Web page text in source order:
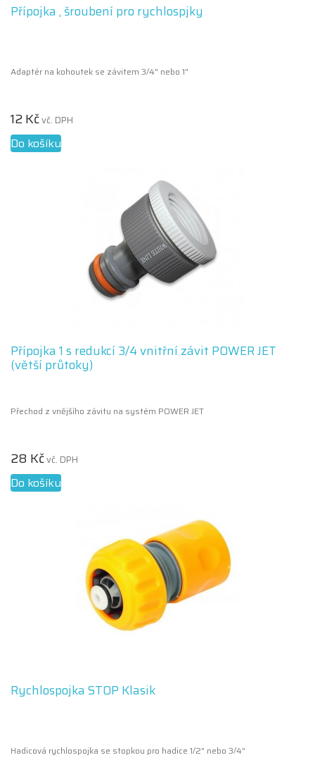
Přípojka , šroubení pro rychlospjky
Adaptér na kohoutek se závitem 3/4" nebo 1"
12 Kčvč. DPH
Do košíku
Přípojka 1 s redukcí 3/4 vnitřní závit POWER JET
(větší průtoky)
Přechod z vnějšího závitu na systém POWER JET
28 Kčvč. DPH
Do košíku
Rychlospojka STOP Klasik
Hadicová rychlospojka se stopkou pro hadice 1/2" nebo 3/4"